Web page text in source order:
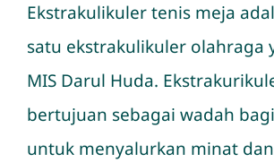
Ekstrakulikuler tenis meja
satu ekstrakulikuler olahraga
MIS Darul Huda.
bertujuan sebagai wadah
untuk menyalurkan minat